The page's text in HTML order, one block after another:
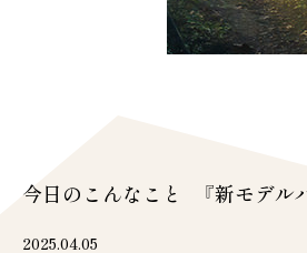
今日のこんなこと 『新モデル
2025.04.05